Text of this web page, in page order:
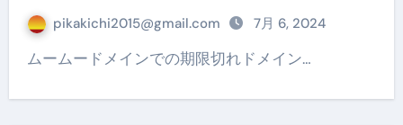
pikakichi2015@gmail.com 7月 6, 2024
ムームードメインでの期限切れドメイン…